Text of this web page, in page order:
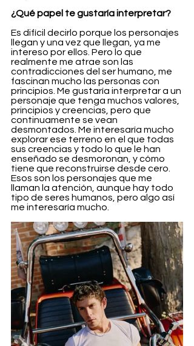
¿Qué papel te gustaría interpretar?
Es difícil decirlo porque los personajes
llegan y una vez que llegan, ya me
intereso por ellos. Pero lo que
realmente me atrae son las
contradicciones del ser humano, me
fascinan mucho las personas con
principios. Me gustaría interpretar a un
personaje que tenga muchos valores,
principios y creencias, pero que
continuamente se vean
desmontados. Me interesaría mucho
explorar ese terreno en el que todas
sus creencias y todo lo que le han
enseñado se desmoronan, y cómo
tiene que reconstruirse desde cero.
Esos son los personajes que me
llaman la atención, aunque hay todo
tipo de seres humanos, pero algo así
me interesaría mucho.